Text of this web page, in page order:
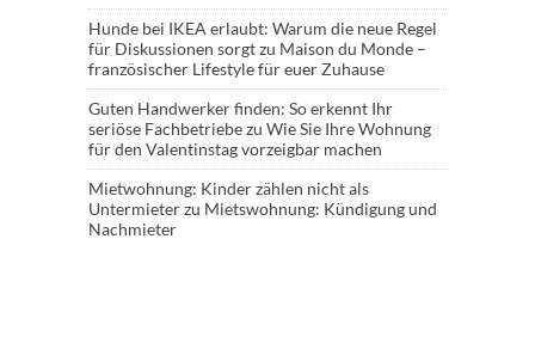
Hunde bei IKEA erlaubt: Warum die neue Regel
für Diskussionen sorgtzu Maison du Monde –
französischer Lifestyle für euer Zuhause
Guten Handwerker finden: So erkennt Ihr
seriöse Fachbetriebezu Wie Sie Ihre Wohnung
für den Valentinstag vorzeigbar machen
Mietwohnung: Kinder zählen nicht als
Untermieterzu Mietswohnung: Kündigung und
Nachmieter